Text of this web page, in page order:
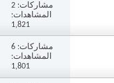
مشاركات: 2
المشاهدات:
1,821
مشاركات: 6
المشاهدات:
1,801